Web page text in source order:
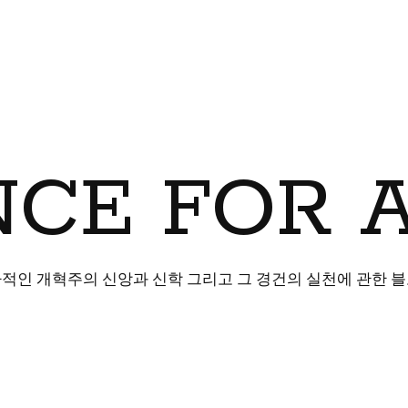
FOR
인 개혁주의 신앙과 신학 그리고 그 경건의 실천에 관한